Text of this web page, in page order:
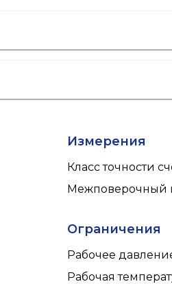
Измерения
Класс точности
Межповерочный
Ограничения
Рабочее
Рабочая